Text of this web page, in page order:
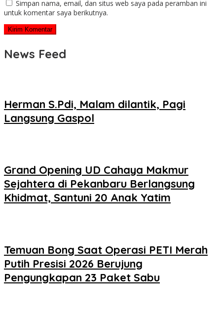
Simpan nama, email, dan situs web saya pada peramban ini
untuk komentar saya berikutnya.
News Feed
Herman S.Pdi, Malam dilantik, Pagi
Langsung Gaspol
Grand Opening UD Cahaya Makmur
Sejahtera di Pekanbaru Berlangsung
Khidmat, Santuni 20 Anak Yatim
Temuan Bong Saat Operasi PETI Merah
Putih Presisi 2026 Berujung
Pengungkapan 23 Paket Sabu